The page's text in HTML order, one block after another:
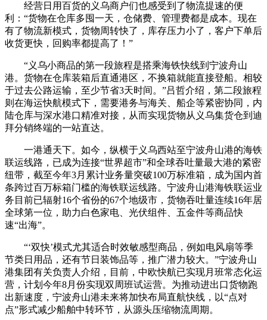
经营日用百货的义乌商户们也感受到了物流提速的便
利：“货物在仓库多囤一天，仓储费、管理费都是成本。现在
有了物流新模式，货物周转快了，库存压力小了，客户下单后
收货更快，回购率都提高了！”
“义乌小商品的第一段旅程是搭乘海铁快线到宁波舟山
港。货物在仓库装箱后直通港区，不换箱就能直接登船。相较
于过去公路运输，至少节省3天时间。”吕哲介绍，第二段旅程
则在海运快航模式下，需要港务与海关、船企等紧密协同，内
陆仓库与深水港口精准对接，从而实现货物从义乌集货仓到迪
拜分销终端的一站直达。
一港通天下。如今，纵横于义乌西站至宁波舟山港的海铁
联运线路，已成为连接“世界超市”和全球吞吐量最大港的紧密
纽带，截至今年3月累计业务量突破100万标准箱，成为国内首
条跨过百万标箱门槛的海铁联运线路。宁波舟山港海铁联运业
务目前已辐射16个省份的67个地级市，货物吞吐量连续16年居
全球第一位，助力白色家电、光伏组件、五金件等商品快
速“出海”。
“‘双快’模式尤其适合时效敏感型商品，例如电风扇等季
节类日用品，还有节日装饰品等，推广潜力较大。”宁波舟山
港集团有关负责人介绍，目前，中欧快航已实现月班常态化运
营，计划今年8月份实现双周班试运营。为推动进出口货物跑
出新速度，宁波舟山港未来将加快布局直航快线，以“点对
点”形式减少船舶中转环节，从源头压缩物流周期。